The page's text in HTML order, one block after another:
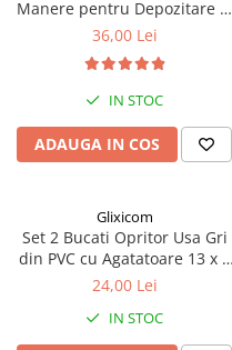
Manere pentru Depozitare si
Transport Haine 46 x 47 x 30
36,00 Lei
IN STOC
ADAUGA IN COS
Glixicom
Set 2 Bucati Opritor Usa Gri
din PVC cu Agatatoare 13 x 3
cm G Glixicom®
24,00 Lei
IN STOC